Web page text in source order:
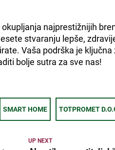
najprestižnijih
stvaranju lepše,
Vaša podrška je
bolje sutra za sve nas!
SMART HOME TOTPROMET
UP NEXT